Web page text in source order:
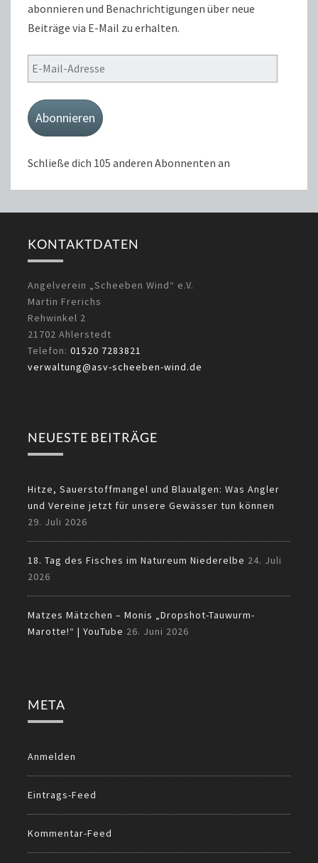
abonnieren und Benachrichtigungen über neue
Beiträge via E-Mail zu erhalten.
E-
Mail-
Adresse
Abonnieren
Schließe dich 105 anderen Abonnenten an
KONTAKTDATEN
Angelverein „Scheeben Wind“ e.V.
Martin Frerichs
Rehwinkel 2
21702 Ahlerstedt
Telefon: 01520 7283821
verwaltung@asv-scheeben-wind.de
NEUESTE BEITRÄGE
Hitze, Sauerstoffmangel und Blaualgen: Was Angler
und Vereine jetzt für unsere Gewässer tun können
29. Juli 2026
18. Tag des Fisches im Natureum Niederelbe 24. Juli
2026
Matzes Mätzchen – Monis „Dropshot-Tauwurm-
Marotte!“ | YouTube 26. Juni 2026
META
Anmelden
Eintrags-Feed
Kommentar-Feed